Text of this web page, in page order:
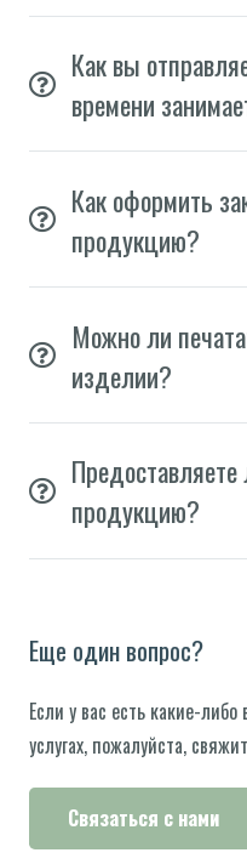
Как вы
времени
Как оформить
продукцию?
Можно ли
изделии?
продукцию?
Еще один вопрос?
Если у вас есть какие-
услугах, пожалуйста,
Связаться с нами